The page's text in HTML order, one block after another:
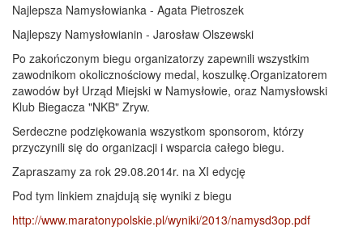
Najlepsza Namysłowianka - Agata Pietroszek
Najlepszy Namysłowianin - Jarosław Olszewski
Po zakończonym biegu organizatorzy zapewnili wszystkim
zawodnikom okolicznościowy medal, koszulkę.Organizatorem
zawodów był Urząd Miejski w Namysłowie, oraz Namysłowski
Klub Biegacza "NKB" Zryw.
Serdeczne podziękowania wszystkom sponsorom, którzy
przyczynili się do organizacji i wsparcia całego biegu.
Zapraszamy za rok 29.08.2014r. na XI edycję
Pod tym linkiem znajdują się wyniki z biegu
http://www.maratonypolskie.pl/wyniki/2013/namysd3op.pdf